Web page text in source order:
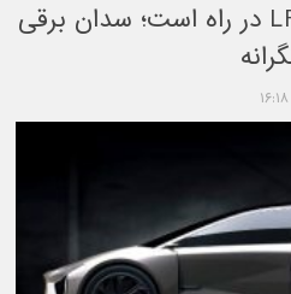
جانشین لکسوس LF-ZC در راه است؛ سدان برقی